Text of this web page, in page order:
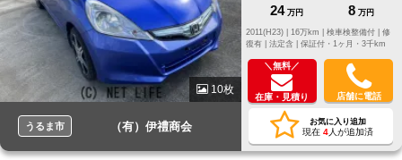
10枚
うるま市 （有）伊禮商会
24 万円 8 万円
修
復有 | 法定含 | 保証付・1ヶ月・3千km
＼無料／
在庫・見積り 店舗に電話
お気に入り追加
現在 4人が追加済